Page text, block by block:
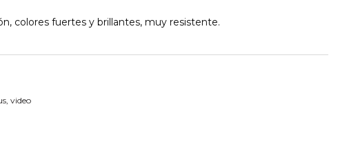
colores fuertes y brillantes, muy resistente.
, video